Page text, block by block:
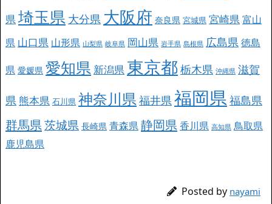
県 埼玉県 大分県 大阪府 奈良県 宮城県 宮崎県 富山
県 山口県 山形県 山梨県 岐阜県 岡山県 岩手県 島根県 広島県 徳島
県 愛媛県 愛知県 新潟県 東京都 栃木県 沖縄県 滋賀
県 熊本県 石川県 神奈川県 福井県 福岡県福島県
群馬県茨城県 長崎県 青森県静岡県 香川県 高知県 鳥取県
鹿児島県
Posted by nayami